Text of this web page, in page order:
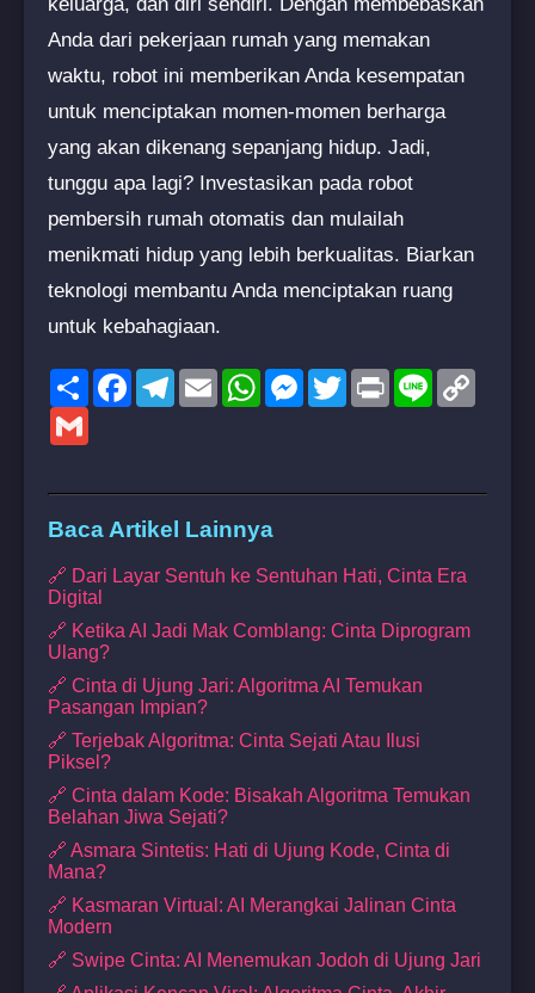
Anda dari pekerjaan rumah yang memakan
waktu, robot ini memberikan Anda kesempatan
untuk menciptakan momen-momen berharga
yang akan dikenang sepanjang hidup. Jadi,
tunggu apa lagi? Investasikan pada robot
pembersih rumah otomatis dan mulailah
menikmati hidup yang lebih berkualitas. Biarkan
teknologi membantu Anda menciptakan ruang
untuk kebahagiaan.
ShareFacebookTelegram
EmailWhatsAppMessenger
TwitterPrint Line
Baca Artikel Lainnya
🔗 Dari Layar Sentuh ke Sentuhan Hati, Cinta Era
Digital
🔗 Ketika AI Jadi Mak Comblang: Cinta Diprogram
Ulang?
🔗 Cinta di Ujung Jari: Algoritma AI Temukan
Pasangan Impian?
🔗 Terjebak Algoritma: Cinta Sejati Atau Ilusi
Piksel?
🔗 Cinta dalam Kode: Bisakah Algoritma Temukan
Belahan Jiwa Sejati?
🔗 Asmara Sintetis: Hati di Ujung Kode, Cinta di
Mana?
🔗 Kasmaran Virtual: AI Merangkai Jalinan Cinta
Modern
🔗 Swipe Cinta: AI Menemukan Jodoh di Ujung Jari